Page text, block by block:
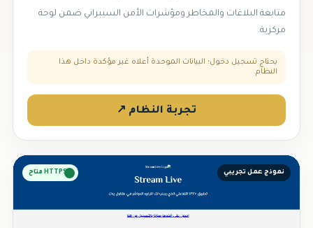
متابعة البلاغات والمخاطر ومؤشرات الأمن السيبراني ضمن لوحة
مركزية.
يحتاج تسجيل دخول؛ البيانات الموحدة أعلاه غير مؤكدة داخل هذا
النظام.
تجربة النظام ↗
نموذج عمل تجريبي HTTPS متاح